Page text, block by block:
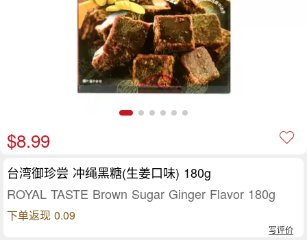
$8.99
台湾御珍尝 冲绳黑糖(生姜口味) 180g
ROYAL TASTE Brown Sugar Ginger Flavor 180g
下单返现 0.09
写评价